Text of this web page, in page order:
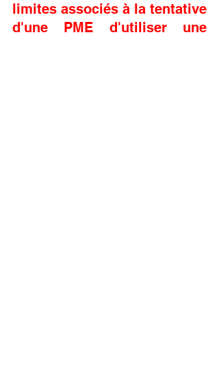
limites associés à la tentative
d'une PME d'utiliser une